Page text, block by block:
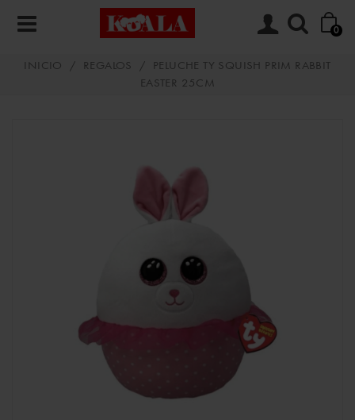
0
INICIO / REGALOS /
PELUCHE TY SQUISH PRIM RABBIT
EASTER 25CM